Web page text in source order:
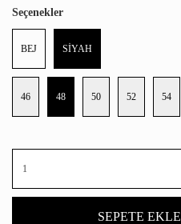
Seçenekler
BEJ SİYAH
46 48 50 52 54
SEPETE EKLE